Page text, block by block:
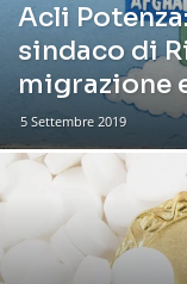
Acli
sindaco di
migrazione
5 Settembre 2019